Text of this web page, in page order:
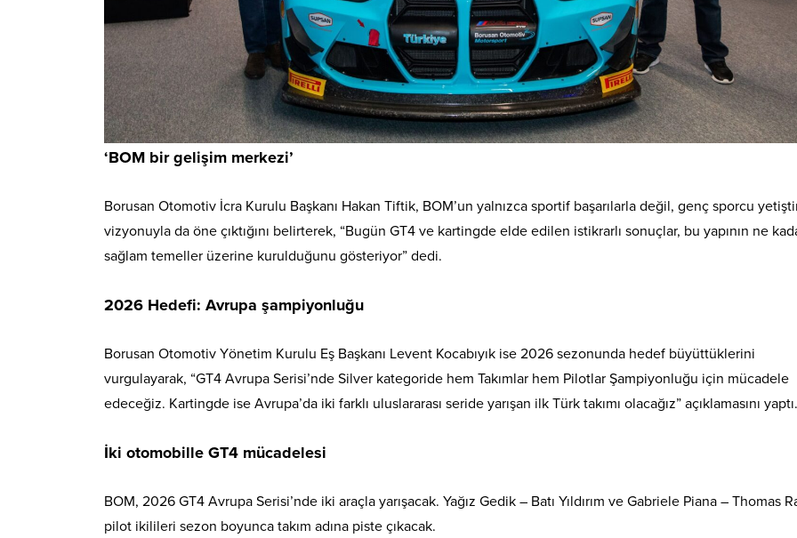
‘BOM bir gelişim merkezi’
Borusan Otomotiv İcra Kurulu Başkanı Hakan Tiftik, BOM’un yalnızca sportif başarılarla değil, genç sporcu
vizyonuyla da öne çıktığını belirterek, “Bugün GT4 ve kartingde elde edilen istikrarlı sonuçlar, bu yapının ne
sağlam temeller üzerine kurulduğunu gösteriyor” dedi.
2026 Hedefi: Avrupa şampiyonluğu
Borusan Otomotiv Yönetim Kurulu Eş Başkanı Levent Kocabıyık ise 2026 sezonunda hedef büyüttüklerini
vurgulayarak, “GT4 Avrupa Serisi’nde Silver kategoride hem Takımlar hem Pilotlar Şampiyonluğu için mücadele
edeceğiz. Kartingde ise Avrupa’da iki farklı uluslararası seride yarışan ilk Türk takımı olacağız” açıklamasını yaptı.
İki otomobille GT4 mücadelesi
BOM, 2026 GT4 Avrupa Serisi’nde iki araçla yarışacak. Yağız Gedik – Batı Yıldırım ve Gabriele Piana – Thomas
pilot ikilileri sezon boyunca takım adına piste çıkacak.